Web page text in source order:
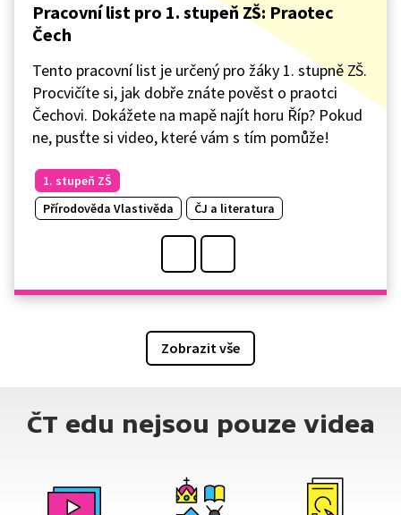
Pracovní list pro 1. stupeň ZŠ: Praotec
Čech
Tento pracovní list je určený pro žáky 1. stupně ZŠ.
Procvičíte si, jak dobře znáte pověst o praotci
Čechovi. Dokážete na mapě najít horu Říp? Pokud
ne, pusťte si video, které vám s tím pomůže!
1. stupeň ZŠ
Přírodověda Vlastivěda
ČJ a literatura
Zobrazit vše
ČT edu nejsou pouze videa